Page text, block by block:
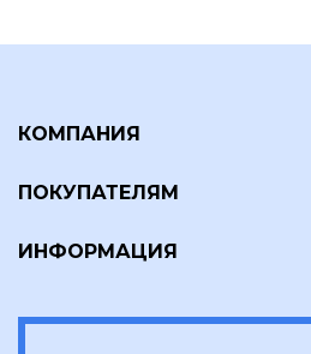
КОМПАНИЯ
ПОКУПАТЕЛЯМ
ИНФОРМАЦИЯ